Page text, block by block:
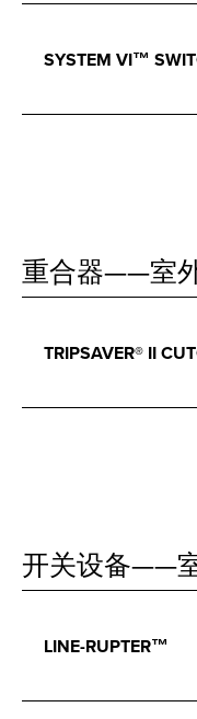
SYSTEM VI™
重合器——室
TRIPSAVER® II
开关设备——
LINE-RUPTER™